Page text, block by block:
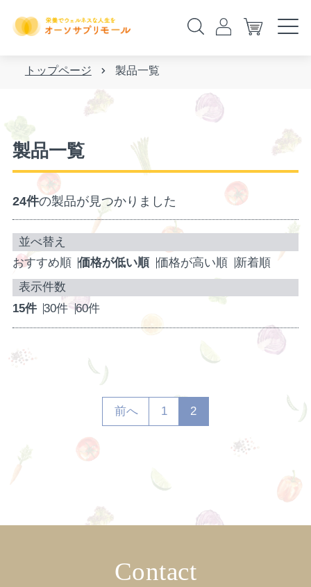
トップページ 製品一覧
製品一覧
24件の製品が見つかりました
おすすめ順 価格が低い順 価格が高い順 新着順
15件 30件 60件
前へ 1 2
Contact